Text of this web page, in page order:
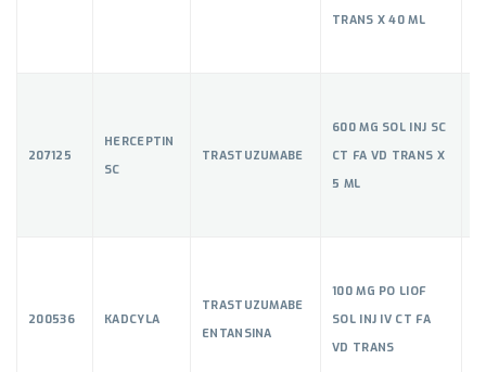
TRANS X 40 ML
207125
HERCEPTIN
SC
TRASTUZUMABE
600 MG SOL INJ SC
CT FA VD TRANS X
5 ML
200536 KADCYLA
TRASTUZUMABE
ENTANSINA
100 MG PO LIOF
SOL INJ IV CT FA
VD TRANS